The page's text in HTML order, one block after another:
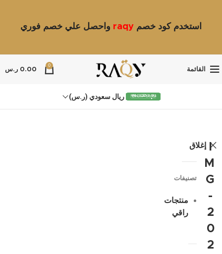
استخدم كود خصم raqy واحصل علي خصم فوري
القائمة
0
0.00 ر.س
ريال سعودي (ر.س)
I
M
G
-
2
0
2
إغلاق
تصنيفات
منتجات
راقي